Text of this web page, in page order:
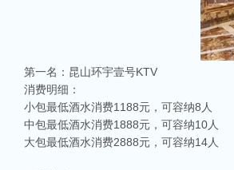
第一名：昆山环宇壹号KTV
消费明细：
小包最低酒水消费1188元，可容纳8人
中包最低酒水消费1888元，可容纳10人
大包最低酒水消费2888元，可容纳14人